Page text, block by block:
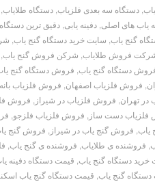
, دستگاه سه بعدی فلزیاب, دستگاه طلایاب,
یاب های اصلی, دفینه یابی, دقیق ترین
گنج یاب, سایت خرید دستگاه گنج یاب,
فروش طلایاب, شرکن فروش گنج یاب,
دستگاه گنج یاب, فروش دستگاه گنج
, فروش فلزیاب اصفهان, فروش فلزیاب بانه
در تهران, فروش فلزیاب در شیراز, فروش
فلزیاب دست ساز, فروش فلزیاب فلزجو,
یاب, فروش گنج یاب در شیراز, فروش گنج
, فروشنده ی طلایاب, فروشنده ی گنج یاب,
خرید دستگاه گنج یاب, قیمت دستگاه دفینه
گنج یاب, قیمت دستگاه گنج یاب